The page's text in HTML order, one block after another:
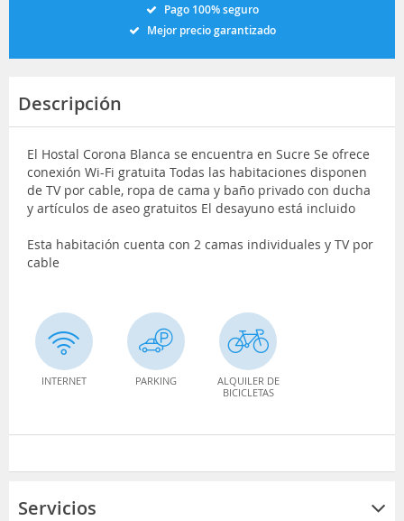
Pago 100% seguro
Mejor precio garantizado
Descripción
El Hostal Corona Blanca se encuentra en Sucre Se ofrece
conexión Wi-Fi gratuita Todas las habitaciones disponen
de TV por cable, ropa de cama y baño privado con ducha
y artículos de aseo gratuitos El desayuno está incluido
Esta habitación cuenta con 2 camas individuales y TV por
cable
INTERNET PARKING
ALQUILER DE
BICICLETAS
Servicios